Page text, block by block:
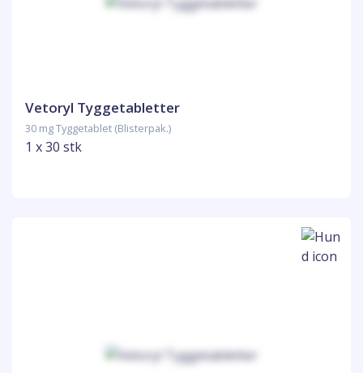
Vetoryl Tyggetabletter
30 mg Tyggetablet (Blisterpak.)
1 x 30 stk